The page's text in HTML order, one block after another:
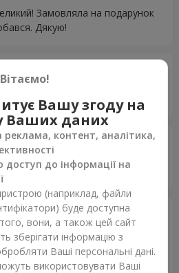
Замовляла на подарунок
Дякую!
, все супер !
якість, все на висоті
доставлкно вчасно , сервіс
Вітаємо!
Вашу згоду на
Ваших даних
реклама, контент, аналітика,
доступ до інформації на
(наприклад, файли
буде доступна
вони, а також цей сайт
зберігати інформацію з
Ваші персональні дані.
використовувати Ваші